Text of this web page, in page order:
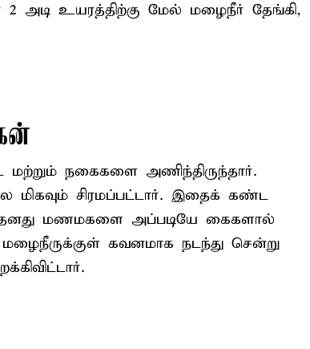
2 அடி உயரத்திற்கு மேல் மழைநீர் தேங்கி,
நகைகளை அணிந்திருந்தார்.
சிரமப்பட்டார். இதைக் கண்ட
மணமகளை அப்படியே கைகளால்
கவனமாக நடந்து சென்று